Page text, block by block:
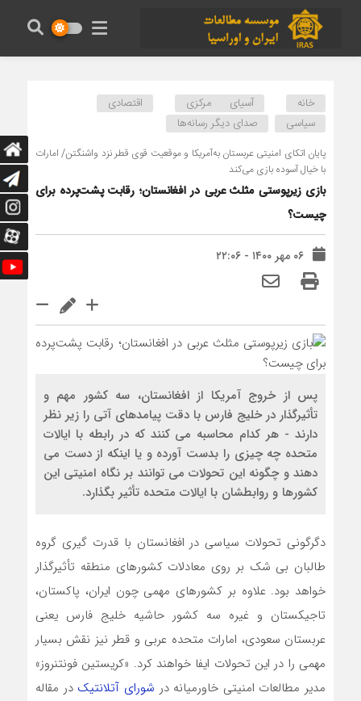
خانه آسیای مرکزی
اقتصادی
سیاسی
صدای دیگر رسانه‌ها
پایان اتکای امنیتی عربستان به‌آمریکا و موقعیت قوی قطر نزد واشنگتن/ امارات
با خیال آسوده بازی می‌کند
بازی زیرپوستی مثلث عربی در افغانستان؛ رقابت‌ پشت‌پرده برای
چیست؟
۰۶ مهر ۱۴۰۰ - ۲۲:۰۶
پس از خروج آمریکا از افغانستان، سه کشور مهم و
تأثیرگذار در خلیج فارس با دقت پیامدهای آتی را زیر نظر
دارند - هر کدام محاسبه می کنند که در رابطه با ایالات
متحده چه چیزی را بدست آورده و یا اینکه از دست می
دهند و چگونه این تحولات می توانند بر نگاه امنیتی این
کشورها و روابطشان با ایالات متحده تأثیر بگذارد.
دگرگونی تحولات سیاسی در افغانستان با قدرت گیری گروه
طالبان بی شک بر روی معادلات کشورهای منطقه تأثیرگذار
خواهد بود. علاوه بر کشورهای مهمی چون ایران، پاکستان،
تاجیکستان و غیره سه کشور حاشیه خلیج فارس یعنی
عربستان سعودی، امارات متحده عربی و قطر نیز نقش بسیار
مهمی را در این تحولات ایفا خواهند کرد. «کریستین فونتنروز»
مدیر مطالعات امنیتی خاورمیانه در شورای آتلانتیک در مقاله